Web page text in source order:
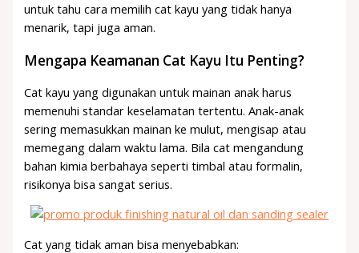
untuk tahu cara memilih cat kayu yang tidak hanya
menarik, tapi juga aman.
Mengapa Keamanan Cat Kayu Itu Penting?
Cat kayu yang digunakan untuk mainan anak harus
memenuhi standar keselamatan tertentu. Anak-anak
sering memasukkan mainan ke mulut, mengisap atau
memegang dalam waktu lama. Bila cat mengandung
bahan kimia berbahaya seperti timbal atau formalin,
risikonya bisa sangat serius.
Cat yang tidak aman bisa menyebabkan: